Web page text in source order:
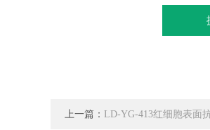
上一篇： LD-YG-413红细胞表面